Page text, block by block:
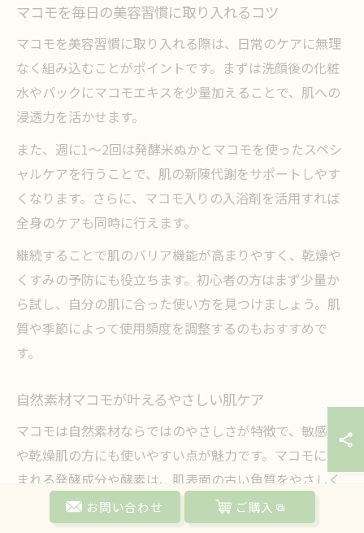
マコモを毎日の美容習慣に取り入れるコツ
マコモを美容習慣に取り入れる際は、日常のケアに無理
なく組み込むことがポイントです。まずは洗顔後の化粧
水やパックにマコモエキスを少量加えることで、肌への
浸透力を活かせます。
また、週に1～2回は発酵米ぬかとマコモを使ったスペシ
ャルケアを行うことで、肌の新陳代謝をサポートしやす
くなります。さらに、マコモ入りの入浴剤を活用すれば
全身のケアも同時に行えます。
継続することで肌のバリア機能が高まりやすく、乾燥や
くすみの予防にも役立ちます。初心者の方はまず少量か
ら試し、自分の肌に合った使い方を見つけましょう。肌
質や季節によって使用頻度を調整するのもおすすめで
す。
自然素材マコモが叶えるやさしい肌ケア
マコモは自然素材ならではのやさしさが特徴で、敏感肌
や乾燥肌の方にも使いやすい点が魅力です。マコモに含
まれる発酵成分や酵素は、肌表面の古い角質をやさしく
分解し、ターンオーバーを促進します。
お問い合わせ ご購入